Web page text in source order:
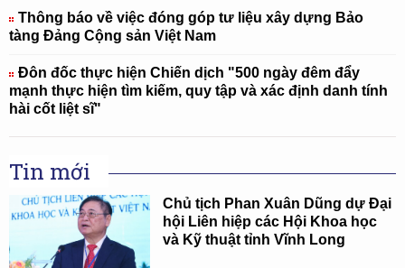
Thông báo về việc đóng góp tư liệu xây dựng Bảo
tàng Đảng Cộng sản Việt Nam
Đôn đốc thực hiện Chiến dịch "500 ngày đêm đẩy
mạnh thực hiện tìm kiếm, quy tập và xác định danh tính
hài cốt liệt sĩ"
Tin mới
Chủ tịch Phan Xuân Dũng dự Đại
hội Liên hiệp các Hội Khoa học
và Kỹ thuật tỉnh Vĩnh Long